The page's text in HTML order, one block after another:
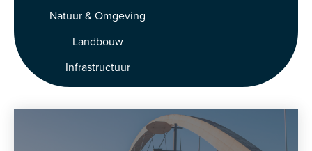
Natuur & Omgeving
Landbouw
Infrastructuur